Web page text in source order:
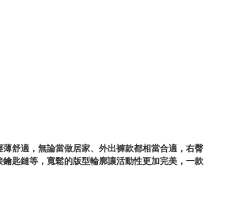
舒適，無論當做居家、外出褲款都相當合適， 右臀
鑰匙鏈等 ， 寬鬆的版型輪廓讓活動性更加完美，一款